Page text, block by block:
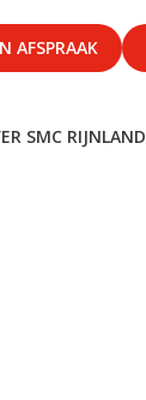
AFSPRAAK
SMC RIJNLAND